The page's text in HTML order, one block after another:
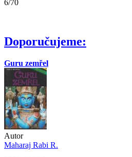
6/70
Doporučujeme:
Guru zemřel
Autor
Maharaj Rabi R.